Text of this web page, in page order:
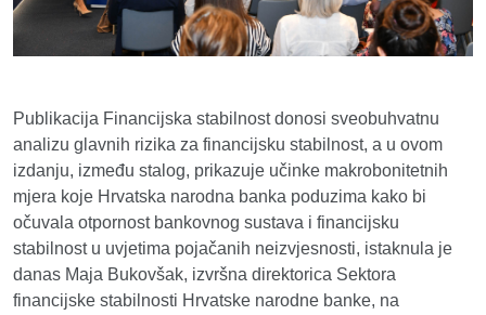
Publikacija Financijska stabilnost donosi sveobuhvatnu
analizu glavnih rizika za financijsku stabilnost, a u ovom
izdanju, između stalog, prikazuje učinke makrobonitetnih
mjera koje Hrvatska narodna banka poduzima kako bi
očuvala otpornost bankovnog sustava i financijsku
stabilnost u uvjetima pojačanih neizvjesnosti, istaknula je
danas Maja Bukovšak, izvršna direktorica Sektora
financijske stabilnosti Hrvatske narodne banke, na